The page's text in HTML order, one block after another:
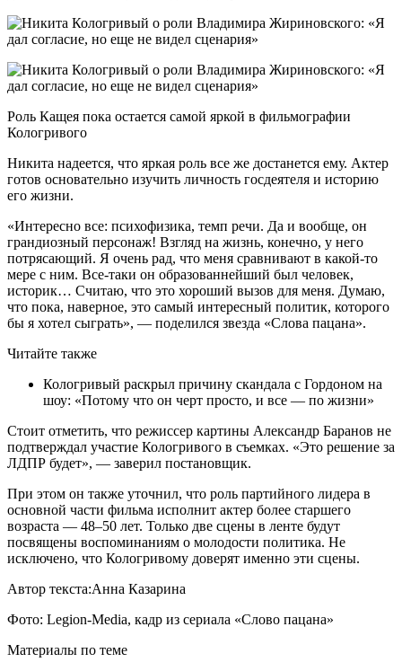
Роль Кащея пока остается самой яркой в фильмографии
Кологривого
Никита надеется, что яркая роль все же достанется ему. Актер
готов основательно изучить личность госдеятеля и историю
его жизни.
«Интересно все: психофизика, темп речи. Да и вообще, он
грандиозный персонаж! Взгляд на жизнь, конечно, у него
потрясающий. Я очень рад, что меня сравнивают в какой-то
мере с ним. Все-таки он образованнейший был человек,
историк… Считаю, что это хороший вызов для меня. Думаю,
что пока, наверное, это самый интересный политик, которого
бы я хотел сыграть», — поделился звезда «Слова пацана».
Читайте также
Кологривый раскрыл причину скандала с Гордоном на
шоу: «Потому что он черт просто, и все — по жизни»
Стоит отметить, что режиссер картины Александр Баранов не
подтверждал участие Кологривого в съемках. «Это решение за
ЛДПР будет», — заверил постановщик.
При этом он также уточнил, что роль партийного лидера в
основной части фильма исполнит актер более старшего
возраста — 48–50 лет. Только две сцены в ленте будут
посвящены воспоминаниям о молодости политика. Не
исключено, что Кологривому доверят именно эти сцены.
Автор текста:Анна Казарина
Фото: Legion-Media, кадр из сериала «Слово пацана»
Материалы по теме